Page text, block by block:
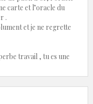
carte et l’oracle du
.
et je ne regrette
travail , tu es une